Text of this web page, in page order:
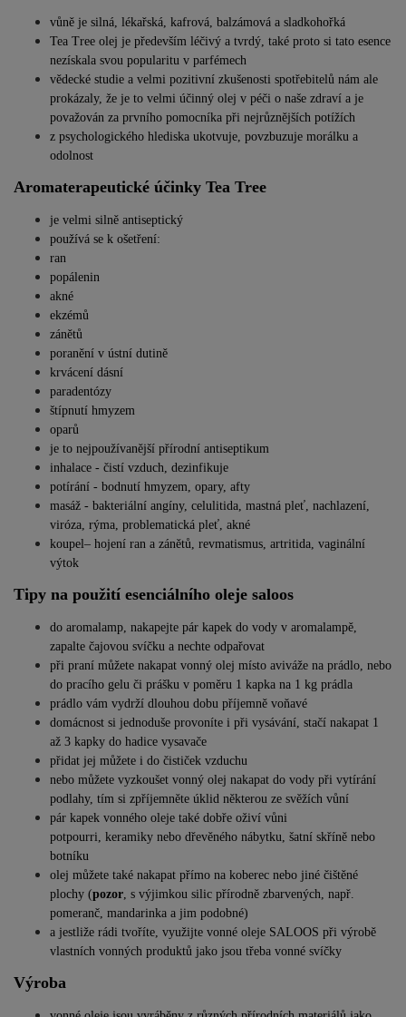
vůně je silná, lékařská, kafrová, balzámová a sladkohořká
Tea Tree olej je především léčivý a tvrdý, také proto si tato esence
nezískala svou popularitu v parfémech
vědecké studie a velmi pozitivní zkušenosti spotřebitelů nám ale
prokázaly, že je to velmi účinný olej v péči o naše zdraví a je
považován za prvního pomocníka při nejrůznějších potížích
z psychologického hlediska ukotvuje, povzbuzuje morálku a
odolnost
Aromaterapeutické účinky Tea Tree
je velmi silně antiseptický
používá se k ošetření:
ran
popálenin
akné
ekzémů
zánětů
poranění v ústní dutině
krvácení dásní
paradentózy
štípnutí hmyzem
oparů
je to nejpoužívanější přírodní antiseptikum
inhalace - čistí vzduch, dezinfikuje
potírání - bodnutí hmyzem, opary, afty
masáž - bakteriální angíny, celulitida, mastná pleť, nachlazení,
viróza, rýma, problematická pleť, akné
koupel– hojení ran a zánětů, revmatismus, artritida, vaginální
výtok
Tipy na použití esenciálního oleje saloos
do aromalamp, nakapejte pár kapek do vody v aromalampě,
zapalte čajovou svíčku a nechte odpařovat
při praní můžete nakapat vonný olej místo aviváže na prádlo, nebo
do pracího gelu či prášku v poměru 1 kapka na 1 kg prádla
prádlo vám vydrží dlouhou dobu příjemně voňavé
domácnost si jednoduše provoníte i při vysávání, stačí nakapat 1
až 3 kapky do hadice vysavače
přidat jej můžete i do čističek vzduchu
nebo můžete vyzkoušet vonný olej nakapat do vody při vytírání
podlahy, tím si zpříjemněte úklid některou ze svěžích vůní
pár kapek vonného oleje také dobře oživí vůni
potpourri, keramiky nebo dřevěného nábytku, šatní skříně nebo
botníku
olej můžete také nakapat přímo na koberec nebo jiné čištěné
plochy (pozor , s výjimkou silic přírodně zbarvených, např.
pomeranč, mandarinka a jim podobné)
a jestliže rádi tvoříte, využijte vonné oleje SALOOS při výrobě
vlastních vonných produktů jako jsou třeba vonné svíčky
Výroba